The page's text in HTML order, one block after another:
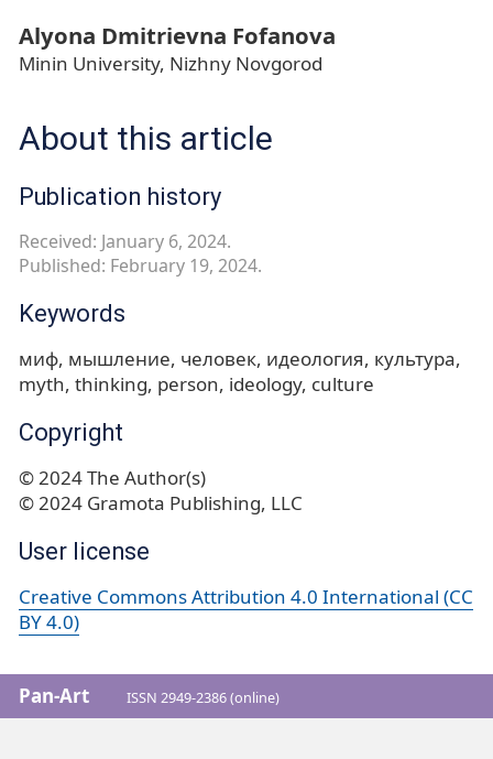
Alyona Dmitrievna Fofanova
Minin University, Nizhny Novgorod
About this article
Publication history
Received: January 6, 2024.
Published: February 19, 2024.
Keywords
миф мышление человек идеология культура
myth thinking person ideology culture
Copyright
© 2024 The Author(s)
© 2024 Gramota Publishing, LLC
User license
Creative Commons Attribution 4.0 International (CC
BY 4.0)
Pan-Art ISSN 2949-2386 (online)